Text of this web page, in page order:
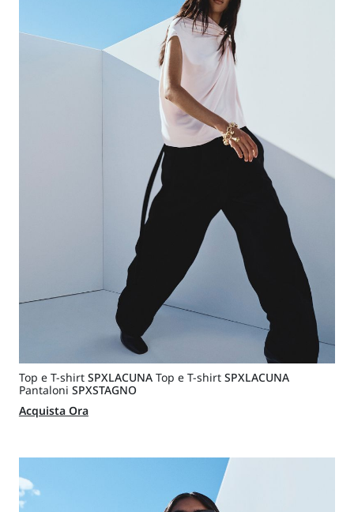
Top e T-shirt SPXLACUNATop e T-shirt SPXLACUNA
Pantaloni SPXSTAGNO
Acquista Ora